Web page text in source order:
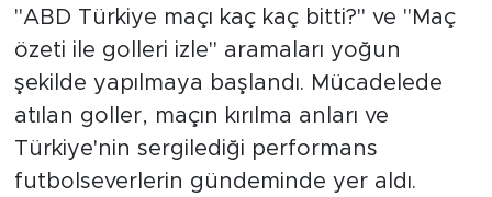
"ABD Türkiye maçı kaç kaç bitti?" ve "Maç
özeti ile golleri izle" aramaları yoğun
şekilde yapılmaya başlandı. Mücadelede
atılan goller, maçın kırılma anları ve
Türkiye'nin sergilediği performans
futbolseverlerin gündeminde yer aldı.